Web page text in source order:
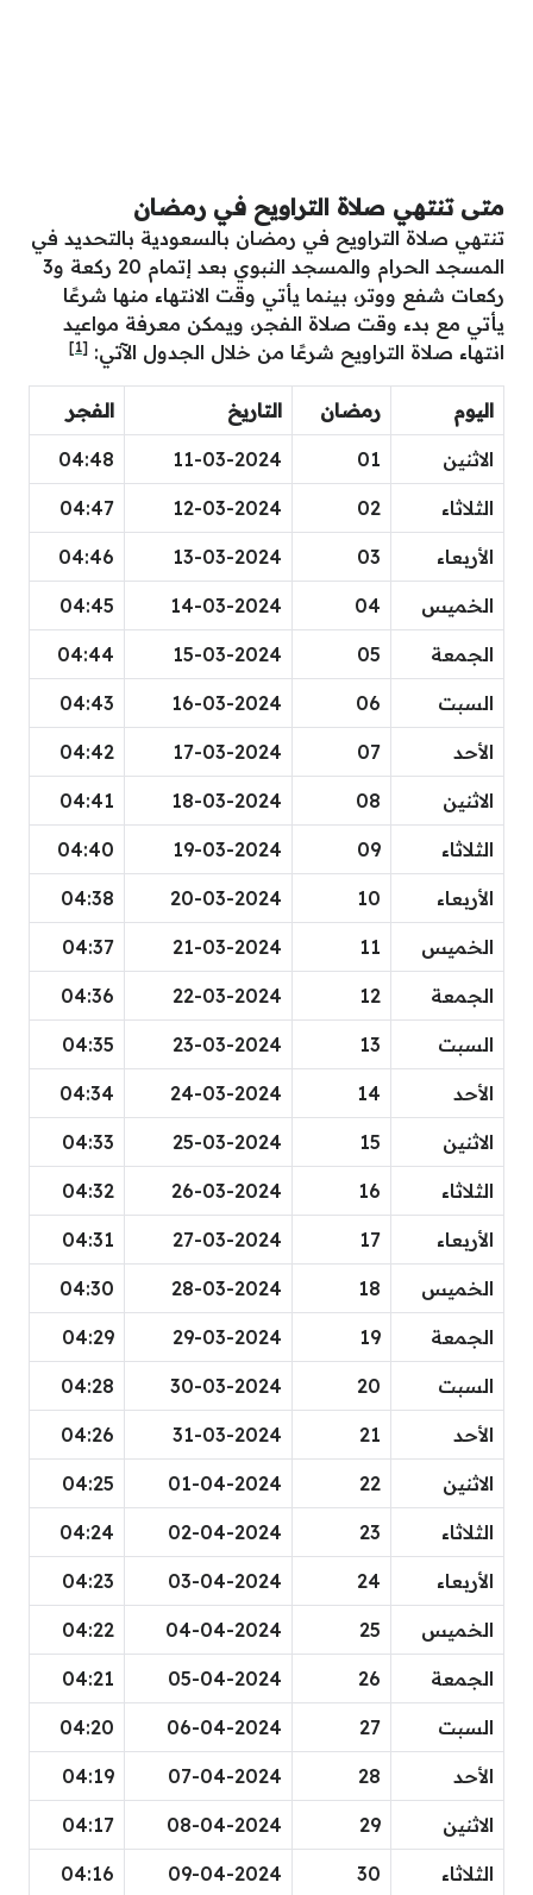
متى تنتهي صلاة التراويح في رمضان
تنتهي صلاة التراويح في رمضان بالسعودية بالتحديد في
المسجد الحرام والمسجد النبوي بعد إتمام 20 ركعة و3
ركعات شفع ووتر، بينما يأتي وقت الانتهاء منها شرعًا
يأتي مع بدء وقت صلاة الفجر، ويمكن معرفة مواعيد
انتهاء صلاة التراويح شرعًا من خلال الجدول الآتي: [1]
اليوم رمضان التاريخ الفجر
الاثنين 01
11-03-2024
04:48
الثلاثاء 02
12-03-2024
04:47
الأربعاء 03
13-03-2024
04:46
الخميس 04
14-03-2024
04:45
الجمعة 05
15-03-2024
04:44
السبت 06
16-03-2024
04:43
الأحد 07
17-03-2024
04:42
الاثنين 08
18-03-2024
04:41
الثلاثاء 09
19-03-2024
04:40
الأربعاء 10
20-03-2024
04:38
الخميس 11
21-03-2024
04:37
الجمعة 12
22-03-2024
04:36
السبت 13
23-03-2024
04:35
الأحد 14
24-03-2024
04:34
الاثنين 15
25-03-2024
04:33
الثلاثاء 16
26-03-2024
04:32
الأربعاء 17
27-03-2024
04:31
الخميس 18
28-03-2024
04:30
الجمعة 19
29-03-2024
04:29
السبت 20
30-03-2024
04:28
الأحد 21
31-03-2024
04:26
الاثنين 22
01-04-2024
04:25
الثلاثاء 23
02-04-2024
04:24
الأربعاء 24
03-04-2024
04:23
الخميس 25
04-04-2024
04:22
الجمعة 26
05-04-2024
04:21
السبت 27
06-04-2024
04:20
الأحد 28
07-04-2024
04:19
الاثنين 29
08-04-2024
04:17
الثلاثاء 30
09-04-2024
04:16